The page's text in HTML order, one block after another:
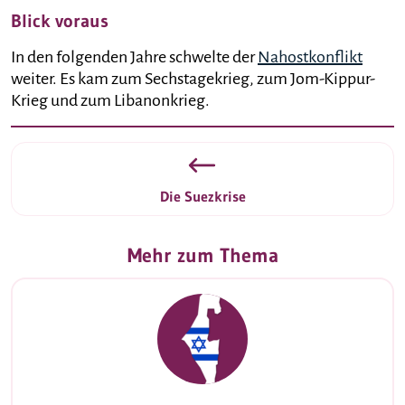
Blick voraus
In den folgenden Jahre schwelte derNahostkonflikt
weiter. Es kam zum Sechstagekrieg, zum Jom-Kippur-
Krieg und zum Libanonkrieg.
Die Suezkrise
Mehr zum Thema